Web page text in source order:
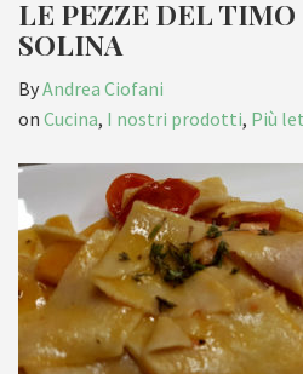
LE PEZZE DEL
SOLINA
ByAndrea Ciofani
on Cucina, I nostri prodotti, Più